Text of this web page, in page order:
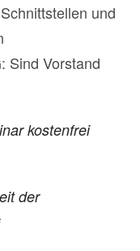
und
Sind Vorstand
kostenfrei
der